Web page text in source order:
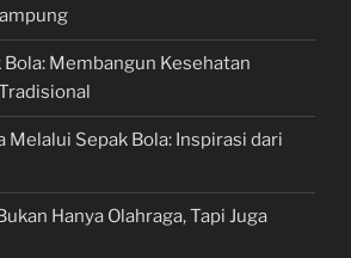
Bola: Membangun Kesehatan
Melalui Sepak Bola: Inspirasi dari
Hanya Olahraga, Tapi Juga